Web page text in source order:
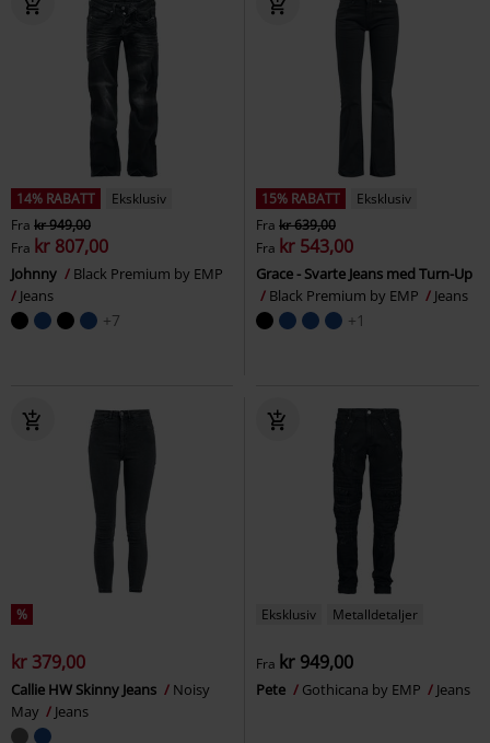
14% RABATT
Eksklusiv
Fra kr 949,00
Fra kr 807,00
Johnny
Black Premium by EMP
Jeans
+7
15% RABATT
Eksklusiv
Fra kr 639,00
Fra kr 543,00
Grace - Svarte Jeans med Turn-Up
Black Premium by EMP
Jeans
+1
%
kr 379,00
Callie HW Skinny Jeans
Noisy
May
Jeans
Eksklusiv Metalldetaljer
Fra kr 949,00
Pete Gothicana by EMP Jeans